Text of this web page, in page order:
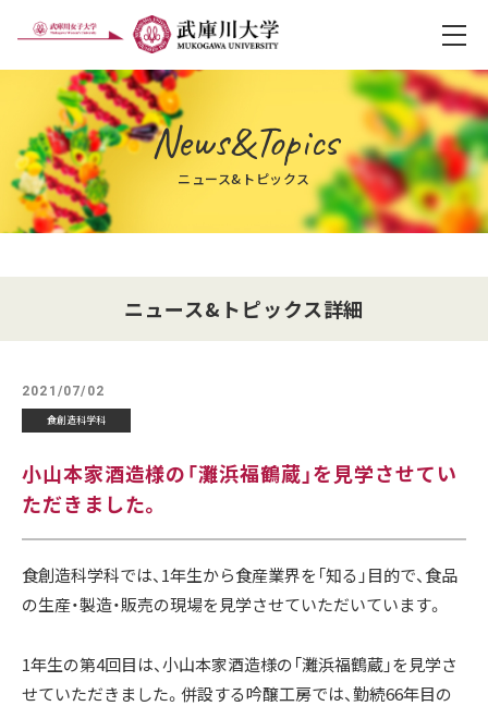
News&Topics
ニュース&トピックス
ニュース&トピックス詳細
2021/07/02
食創造科学科
小山本家酒造様の「灘浜福鶴蔵」を見学させてい
ただきました。
食創造科学科では、1年生から食産業界を「知る」目的で、食品
の生産・製造・販売の現場を見学させていただいています。
1年生の第4回目は、小山本家酒造様の「灘浜福鶴蔵」を見学さ
せていただきました。併設する吟醸工房では、勤続66年目の